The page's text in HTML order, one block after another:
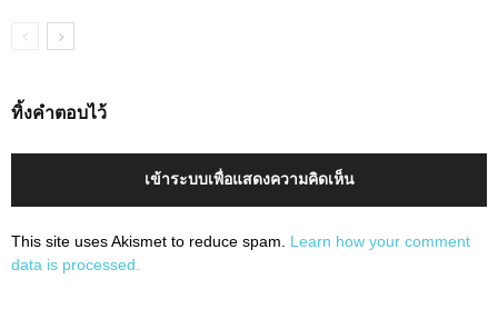
ทิ้งคำตอบไว้
เข้าระบบเพื่อแสดงความคิดเห็น
This site uses Akismet to reduce spam. Learn how your comment
data is processed.